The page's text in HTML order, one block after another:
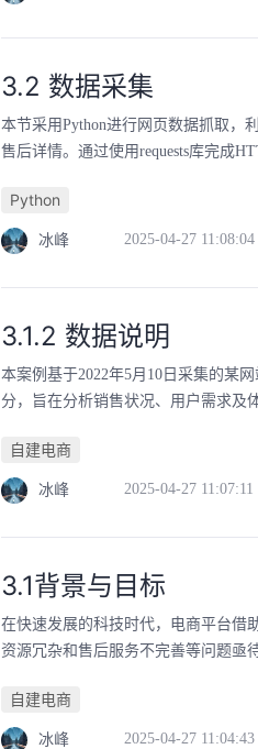
3.2 数据采集
本节采用Python进行网页数据抓取，
售后详情。通过使用requests库完成
Python
冰峰 2025-04-27 11:08:04
3.1.2 数据说明
本案例基于2022年5月10日采集的某
分，旨在分析销售状况、用户需求及
自建电商
冰峰 2025-04-27 11:07:11
3.1背景与目标
在快速发展的科技时代，电商平台借
资源冗杂和售后服务不完善等问题亟
自建电商
冰峰 2025-04-27 11:04:43